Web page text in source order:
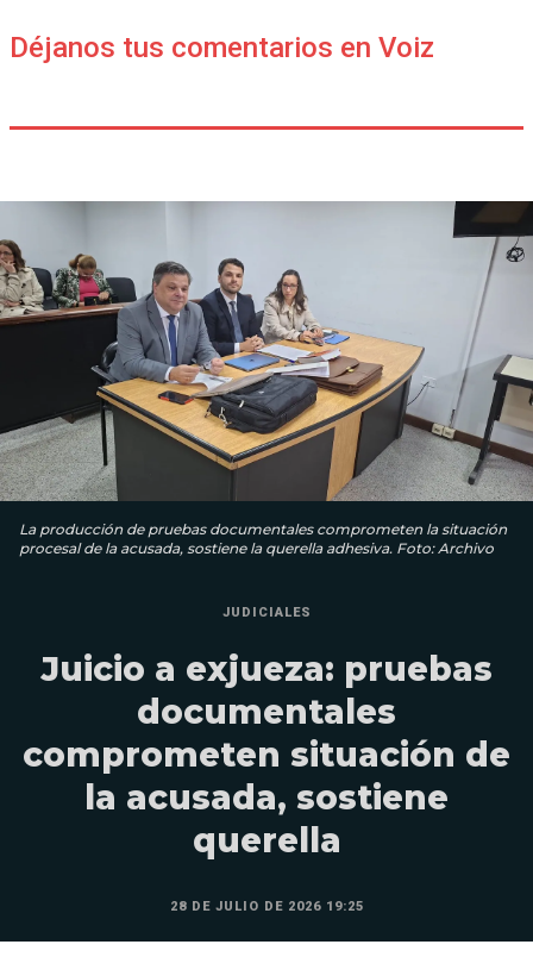
Déjanos tus comentarios en Voiz
La producción de pruebas documentales comprometen la situación
procesal de la acusada, sostiene la querella adhesiva. Foto: Archivo
JUDICIALES
Juicio a exjueza: pruebas
documentales
comprometen situación de
la acusada, sostiene
querella
28 DE JULIO DE 2026 19:25